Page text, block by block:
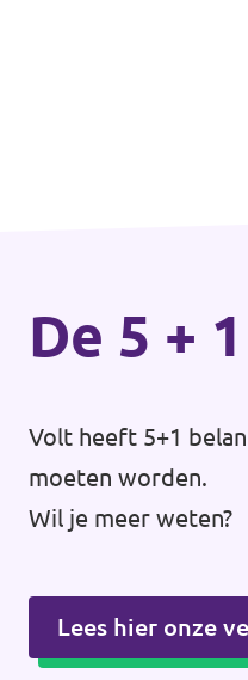
De 5 +
Volt heeft 5+1
moeten worden.
Wil je meer weten?
Lees hier onze